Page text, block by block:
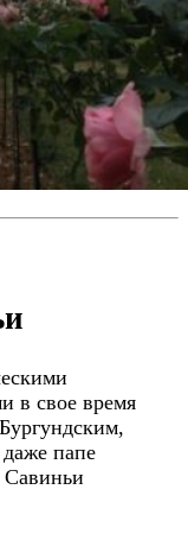
в свое время
папе
Савиньи